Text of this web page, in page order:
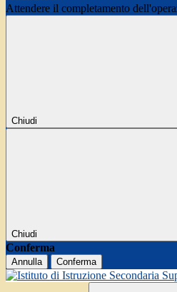
Attendere il completamento
Chiudi
Chiudi
Conferma
Annulla Conferma